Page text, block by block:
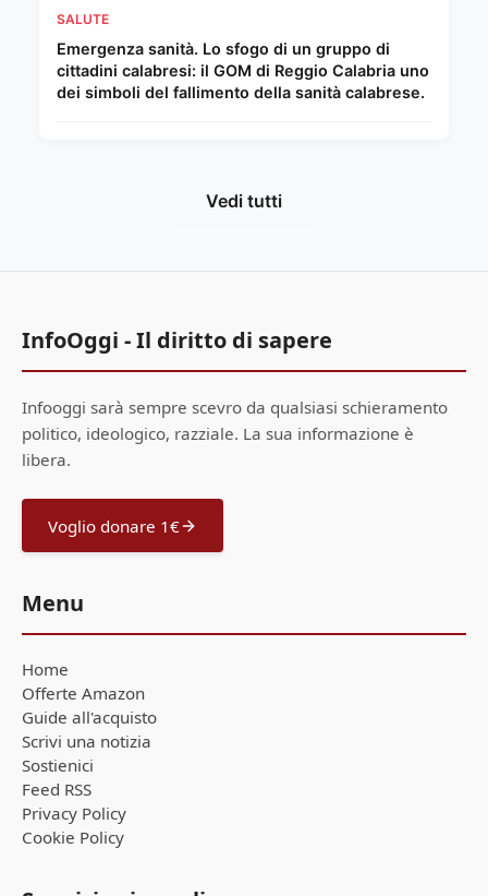
SALUTE
Emergenza sanità. Lo sfogo di un gruppo di
cittadini calabresi: il GOM di Reggio Calabria uno
dei simboli del fallimento della sanità calabrese.
Vedi tutti
InfoOggi - Il diritto di sapere
Infooggi sarà sempre scevro da qualsiasi schieramento
politico, ideologico, razziale. La sua informazione è
libera.
Voglio donare 1€
Menu
Home
Offerte Amazon
Guide all'acquisto
Scrivi una notizia
Sostienici
Feed RSS
Privacy Policy
Cookie Policy